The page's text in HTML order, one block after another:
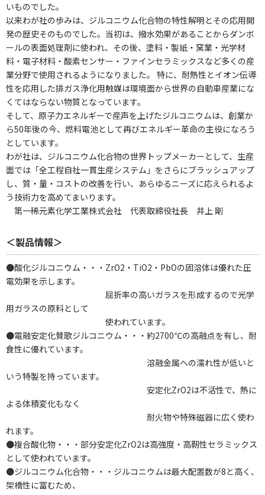
いものでした。
以来わが社の歩みは、ジルコニウム化合物の特性解明とその応用開
発の歴史そのものでした。当初は、撥水効果があることからダンボ
ールの表面処理剤に使われ、その後、塗料・製紙・窯業・光学材
料・電子材料・酸素センサー・ファインセラミックスなど多くの産
業分野で使用されるようになりました。 特に、耐熱性とイオン伝導
性を応用した排ガス浄化用触媒は環境面から世界の自動車産業にな
くてはならない物質となっています。
そして、原子力エネルギーで産声を上げたジルコニウムは、創業か
ら50年後の今、燃料電池として再びエネルギー革命の主役になろう
としています。
わが社は、ジルコニウム化合物の世界トップメーカーとして、生産
面では「全工程自社一貫生産システム」をさらにブラッシュアップ
し、質・量・コストの改善を行い、あらゆるニーズに応えられるよ
う技術力を高めてまいります。
第一稀元素化学工業株式会社 代表取締役社長 井上 剛
＜製品情報＞
●酸化ジルコニウム・・・ZrO2・TiO2・PbOの固溶体は優れた圧
電効果を示します。
屈折率の高いガラスを形成するので光学
用ガラスの原料として
使われています。
●電融安定化賛歌ジルコニウム・・・約2700℃の高融点を有し、耐
食性に優れています。
溶融金属への濡れ性が低いと
いう特製を持っています。
安定化ZrO2は不活性で、熱に
よる体積変化もなく
耐火物や特殊磁器に広く使わ
れます。
●複合酸化物・・・部分安定化ZrO2は高強度・高靭性セラミックス
として使われています。
●ジルコニウム化合物・・・ジルコニウムは最大配置数が8と高く、
架橋性に富むため、